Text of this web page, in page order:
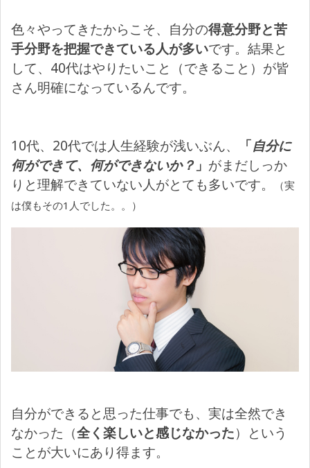
色々やってきたからこそ、自分の得意分野と苦
手分野を把握できている人が多いです。結果と
して、40代はやりたいこと（できること）が皆
さん明確になっているんです。
10代、20代では人生経験が浅いぶん、 「自分に
何ができて、何ができないか？ 」 がまだしっか
りと理解できていない人がとても多いです。
（実
は僕もその1人でした。。）
自分ができると思った仕事でも、実は全然でき
なかった（全く楽しいと感じなかった）という
ことが大いにあり得ます。